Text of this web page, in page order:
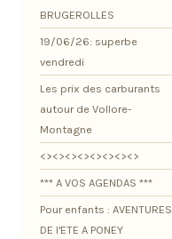
BRUGEROLLES
19/06/26: superbe
vendredi
Les prix des carburants
autour de Vollore-
Montagne
<><><><><><><><>
*** A VOS AGENDAS ***
Pour enfants : AVENTURES
DE l'ETE A PONEY